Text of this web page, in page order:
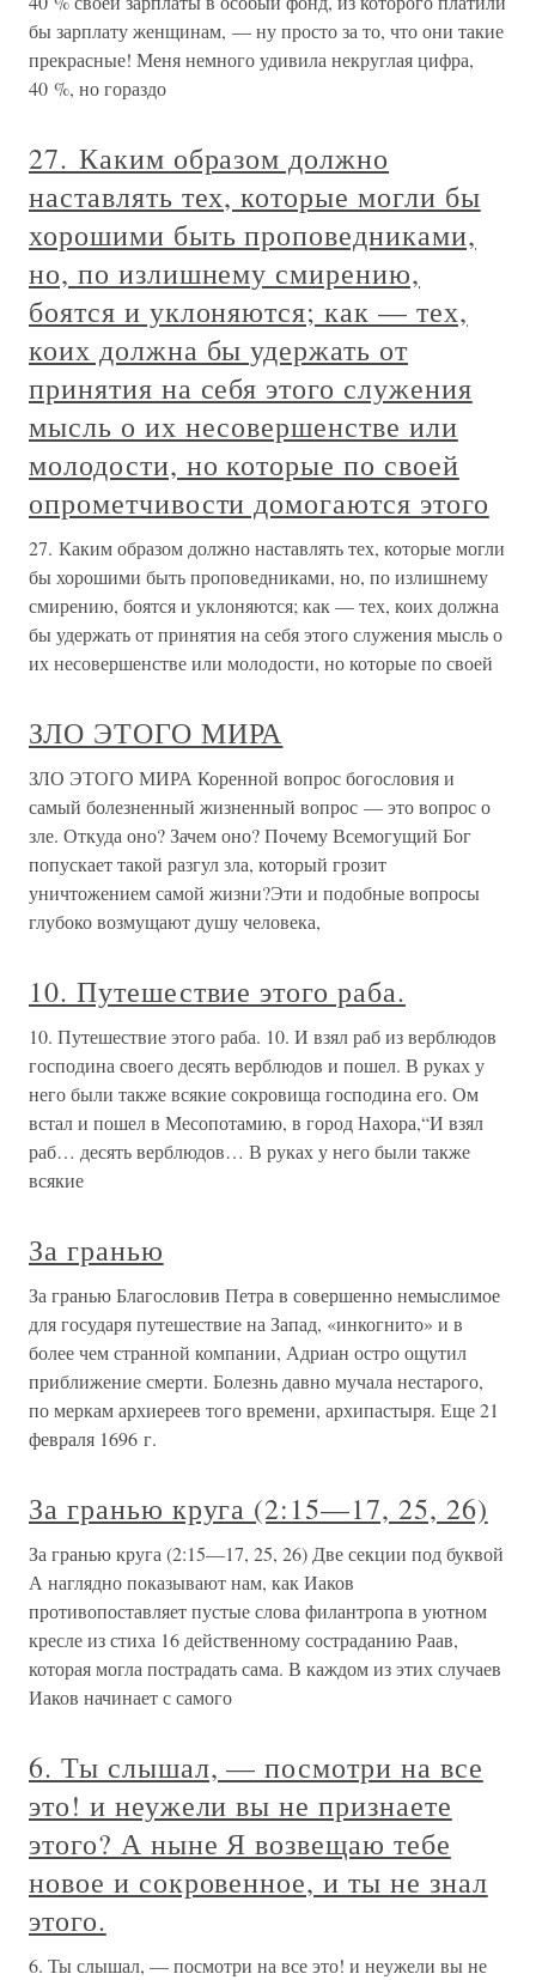
бы зарплату женщинам, — ну просто за то, что они такие
прекрасные! Меня немного удивила некруглая цифра,
40 %, но гораздо
27. Каким образом должно
наставлять тех, которые могли бы
хорошими быть проповедниками,
но, по излишнему смирению,
боятся и уклоняются; как — тех,
коих должна бы удержать от
принятия на себя этого служения
мысль о их несовершенстве или
молодости, но которые по своей
опрометчивости домогаются этого
27. Каким образом должно наставлять тех, которые могли
бы хорошими быть проповедниками, но, по излишнему
смирению, боятся и уклоняются; как — тех, коих должна
бы удержать от принятия на себя этого служения мысль о
их несовершенстве или молодости, но которые по своей
ЗЛО ЭТОГО МИРА
ЗЛО ЭТОГО МИРА Коренной вопрос богословия и
самый болезненный жизненный вопрос — это вопрос о
зле. Откуда оно? Зачем оно? Почему Всемогущий Бог
попускает такой разгул зла, который грозит
уничтожением самой жизни?Эти и подобные вопросы
глубоко возмущают душу человека,
10. Путешествие этого раба.
10. Путешествие этого раба. 10. И взял раб из верблюдов
господина своего десять верблюдов и пошел. В руках у
него были также всякие сокровища господина его. Ом
встал и пошел в Месопотамию, в город Нахора,“И взял
раб… десять верблюдов… В руках у него были также
всякие
За гранью
За гранью Благословив Петра в совершенно немыслимое
для государя путешествие на Запад, «инкогнито» и в
более чем странной компании, Адриан остро ощутил
приближение смерти. Болезнь давно мучала нестарого,
по меркам архиереев того времени, архипастыря. Еще 21
февраля 1696 г.
За гранью круга (2:15—17, 25, 26)
За гранью круга (2:15—17, 25, 26) Две секции под буквой
А наглядно показывают нам, как Иаков
противопоставляет пустые слова филантропа в уютном
кресле из стиха 16 действенному состраданию Раав,
которая могла пострадать сама. В каждом из этих случаев
Иаков начинает с самого
6. Ты слышал, — посмотри на все
это! и неужели вы не признаете
этого? А ныне Я возвещаю тебе
новое и сокровенное, и ты не знал
этого.
6. Ты слышал, — посмотри на все это! и неужели вы не